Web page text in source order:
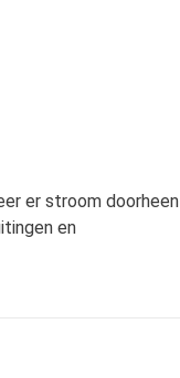
er stroom doorheen
en